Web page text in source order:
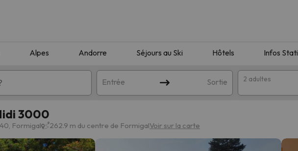
Alpes Andorre Séjours au Ski Hôtels Infos
Entrée Sortie 2 adultes
Séjours montagne
3000
Formigal 262.9 m du centre de FormigalVoir sur la carte